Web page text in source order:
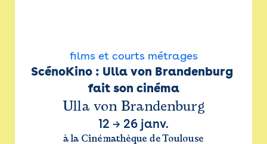
films et courts métrages
ScénoKino : Ulla von Brandenburg
fait son cinéma
Ulla von Brandenburg
12 → 26 janv.
à la Cinémathèque de Toulouse